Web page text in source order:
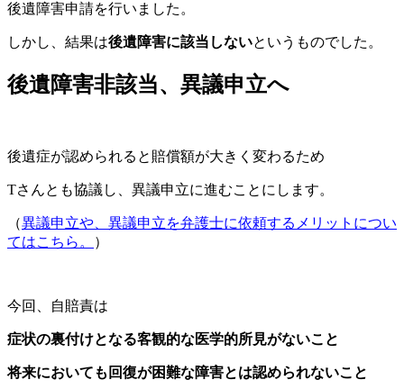
後遺障害申請を行いました。
しかし、結果は後遺障害に該当しないというものでした。
後遺障害非該当、異議申立へ
後遺症が認められると賠償額が大きく変わるため
Tさんとも協議し、 異議申立に進むことにします。
（異議申立や、異議申立を弁護士に依頼するメリットについ
てはこちら。
）
今回、自賠責は
症状の裏付けとなる客観的な医学的所見がないこと
将来においても回復が困難な障害とは認められないこと